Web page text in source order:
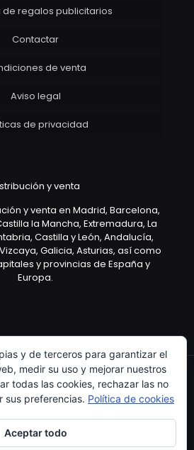
de regalos publicitarios
Contactar
de venta
Aviso legal
de privacidad
y venta
y venta en Madrid, Barcelona,
la Mancha, Extremadura, La
Castilla y León, Andalucía,
Galicia, Asturias, así como
y provincias de España y
Europa.
y de terceros para garantizar el
medir su uso y mejorar nuestros
todas las cookies, rechazar las no
sus preferencias. Política de cookies
Aceptar todo